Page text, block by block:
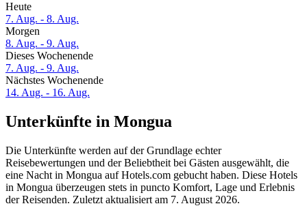
Heute
7. Aug. - 8. Aug.
Morgen
8. Aug. - 9. Aug.
Dieses Wochenende
7. Aug. - 9. Aug.
Nächstes Wochenende
14. Aug. - 16. Aug.
Unterkünfte in Mongua
Die Unterkünfte werden auf der Grundlage echter
Reisebewertungen und der Beliebtheit bei Gästen ausgewählt, die
eine Nacht in Mongua auf Hotels.com gebucht haben. Diese Hotels
in Mongua überzeugen stets in puncto Komfort, Lage und Erlebnis
der Reisenden. Zuletzt aktualisiert am 7. August 2026.